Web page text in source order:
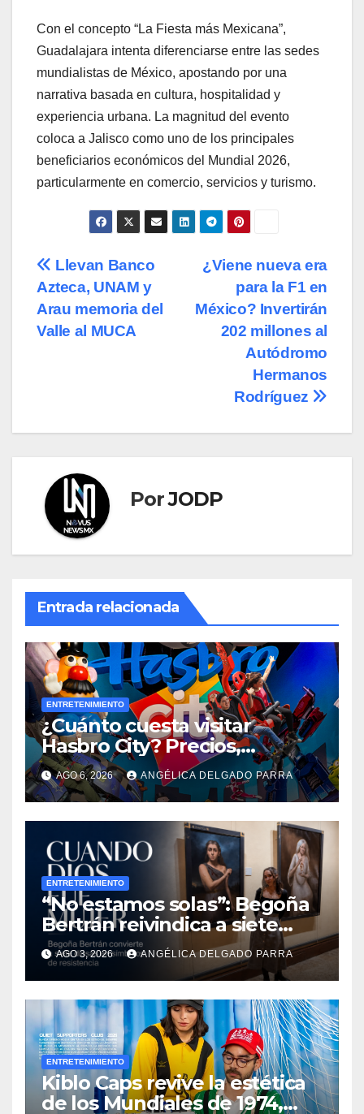
Con el concepto “La Fiesta más Mexicana”,
Guadalajara intenta diferenciarse entre las sedes
mundialistas de México, apostando por una
narrativa basada en cultura, hospitalidad y
experiencia urbana. La magnitud del evento
coloca a Jalisco como uno de los principales
beneficiarios económicos del Mundial 2026,
particularmente en comercio, servicios y turismo.
Navegación
de
entradas
¿Viene nueva era
para la F1 en
México? Invertirán
202 millones al
Autódromo
Hermanos
Rodríguez
Llevan Banco
Azteca, UNAM y
Arau memoria del
Valle al MUCA
PorJODP
Entrada relacionada
ENTRETENIMIENTO
¿Cuánto cuesta visitar
Hasbro City? Precios,
atracciones y actividades de
Summer Fest
AGO 6, 2026 ANGÉLICA DELGADO PARRA
ENTRETENIMIENTO
“No estamos solas”: Begoña
Bertrán reivindica a siete
diosas en “Cuando Dios fue
mujer”
AGO 3, 2026 ANGÉLICA DELGADO PARRA
ENTRETENIMIENTO
Kiblo Caps revive la estética
de los Mundiales de 1974,